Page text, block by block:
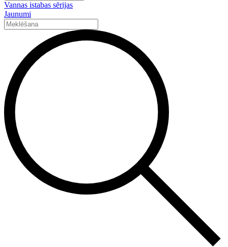
Vannas istabas sērijas
Jaunumi